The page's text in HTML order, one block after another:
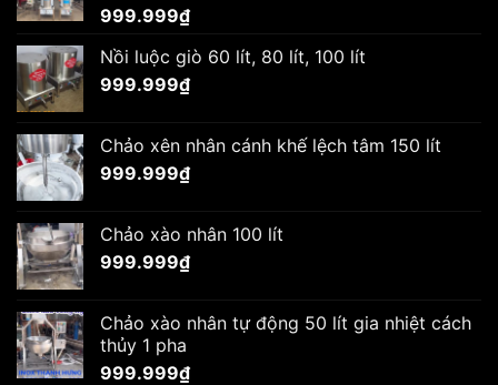
999.999₫
Nồi luộc giò 60 lít, 80 lít, 100 lít
999.999₫
Chảo xên nhân cánh khế lệch tâm 150 lít
999.999₫
Chảo xào nhân 100 lít
999.999₫
Chảo xào nhân tự động 50 lít gia nhiệt cách
thủy 1 pha
999.999₫